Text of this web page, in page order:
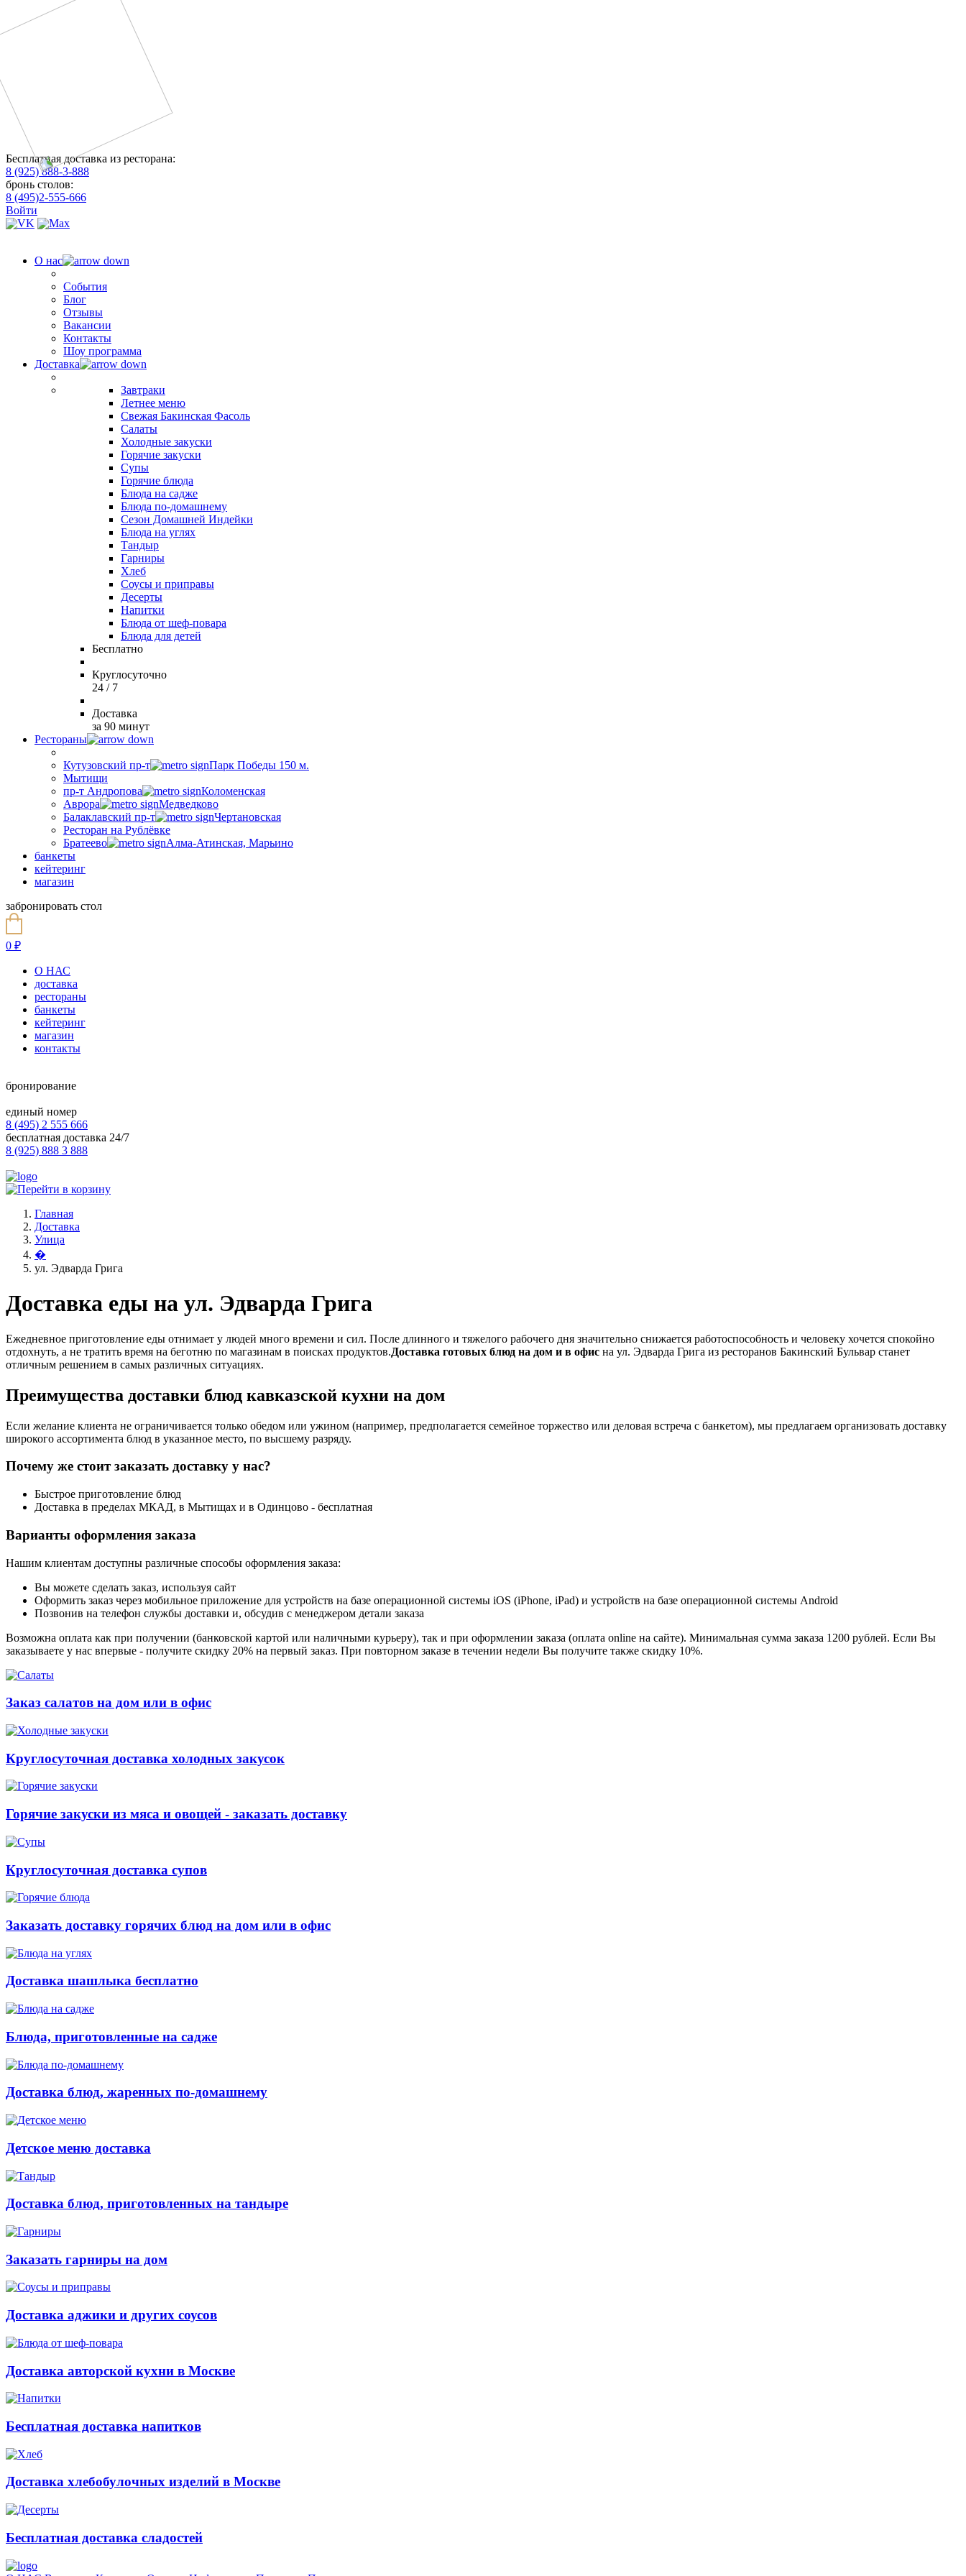
Бесплатная доставка из ресторана:
8 (925) 888-3-888
бронь столов:
8 (495)2-555-666
Войти
О нас
События
Блог
Отзывы
Вакансии
Контакты
Шоу программа
Доставка
Завтраки
Летнее меню
Свежая Бакинская Фасоль
Салаты
Холодные закуски
Горячие закуски
Супы
Горячие блюда
Блюда на садже
Блюда по-домашнему
Сезон Домашней Индейки
Блюда на углях
Тандыр
Гарниры
Хлеб
Соусы и приправы
Десерты
Напитки
Блюда от шеф-повара
Блюда для детей
Бесплатно
Круглосуточно
24 / 7
Доставка
за 90 минут
Рестораны
Кутузовский пр-т
Парк Победы 150 м.
Мытищи
пр-т Андропова
Коломенская
Аврора
Медведково
Балаклавский пр-т
Чертановская
Ресторан на Рублёвке
Братеево
Алма-Атинская, Марьино
банкеты
кейтеринг
магазин
забронировать стол
0 ₽
О НАС
доставка
рестораны
банкеты
кейтеринг
магазин
контакты
бронирование
единый номер
8 (495) 2 555 666
бесплатная доставка 24/7
8 (925) 888 3 888
Главная
Доставка
Улица
�
ул. Эдварда Грига
Доставка еды на ул. Эдварда Грига
Ежедневное приготовление еды отнимает у людей много времени и сил. После длинного и тяжелого рабочего дня значительно снижается работоспособность и человеку хочется спокойно
отдохнуть, а не тратить время на беготню по магазинам в поисках продуктов.Доставка готовых блюд на дом и в офис на ул. Эдварда Грига из ресторанов Бакинский Бульвар станет
отличным решением в самых различных ситуациях.
Преимущества доставки блюд кавказской кухни на дом
Если желание клиента не ограничивается только обедом или ужином (например, предполагается семейное торжество или деловая встреча с банкетом), мы предлагаем организовать доставку
широкого ассортимента блюд в указанное место, по высшему разряду.
Почему же стоит заказать доставку у нас?
Быстрое приготовление блюд
Доставка в пределах МКАД, в Мытищах и в Одинцово - бесплатная
Варианты оформления заказа
Нашим клиентам доступны различные способы оформления заказа:
Вы можете сделать заказ, используя сайт
Оформить заказ через мобильное приложение для устройств на базе операционной системы iOS (iPhone, iPad) и устройств на базе операционной системы Android
Позвонив на телефон службы доставки и, обсудив с менеджером детали заказа
Возможна оплата как при получении (банковской картой или наличными курьеру), так и при оформлении заказа (оплата online на сайте). Минимальная сумма заказа 1200 рублей. Если Вы
заказываете у нас впервые - получите скидку 20% на первый заказ. При повторном заказе в течении недели Вы получите также скидку 10%.
Заказ салатов на дом или в офис
Круглосуточная доставка холодных закусок
Горячие закуски из мяса и овощей - заказать доставку
Круглосуточная доставка супов
Заказать доставку горячих блюд на дом или в офис
Доставка шашлыка бесплатно
Блюда, приготовленные на садже
Доставка блюд, жаренных по-домашнему
Детское меню доставка
Доставка блюд, приготовленных на тандыре
Заказать гарниры на дом
Доставка аджики и других соусов
Доставка авторской кухни в Москве
Бесплатная доставка напитков
Доставка хлебобулочных изделий в Москве
Бесплатная доставка сладостей